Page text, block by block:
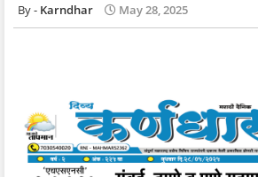
Karndhar May 28, 2025